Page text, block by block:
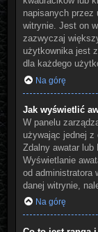
napisanych
witrynie. Jest on
zazwyczaj
użytkownika jest
dla każdego
Na górę
Jak wyświetlić
W panelu
używając jednej z
Zdalny awatar lub
Wyświetlanie
od administratora
danej witrynie,
Na górę